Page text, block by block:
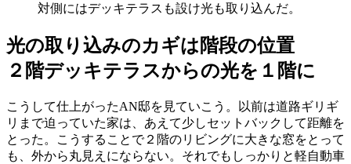
対側にはデッキテラスも設け光も取り込んだ。
光の取り込みのカギは階段の位置
２階デッキテラスからの光を１階に
こうして仕上がったAN邸を見ていこう。以前は道路ギリギ
リまで迫っていた家は、あえて少しセットバックして距離を
とった。こうすることで２階のリビングに大きな窓をとって
も、外から丸見えにならない。それでもしっかりと軽自動車